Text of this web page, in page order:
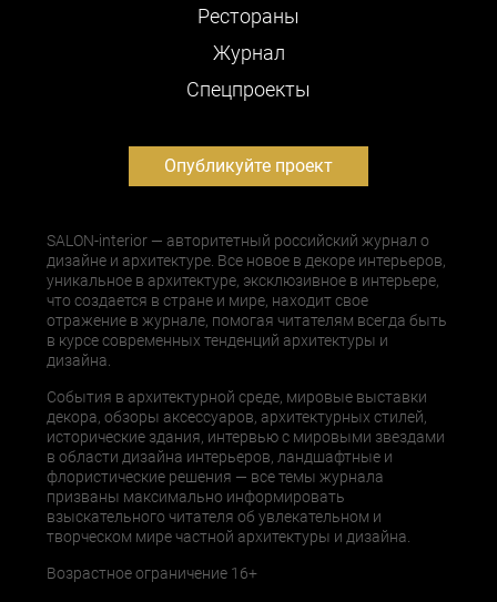
Рестораны
Журнал
Cпецпроекты
Опубликуйте проект
SALON-interior — авторитетный российский журнал о
дизайне и архитектуре. Все новое в декоре интерьеров,
уникальное в архитектуре, эксклюзивное в интерьере,
что создается в стране и мире, находит свое
отражение в журнале, помогая читателям всегда быть
в курсе современных тенденций архитектуры и
дизайна.
События в архитектурной среде, мировые выставки
декора, обзоры аксессуаров, архитектурных стилей,
исторические здания, интервью с мировыми звездами
в области дизайна интерьеров, ландшафтные и
флористические решения — все темы журнала
призваны максимально информировать
взыскательного читателя об увлекательном и
творческом мире частной архитектуры и дизайна.
Возрастное ограничение 16+